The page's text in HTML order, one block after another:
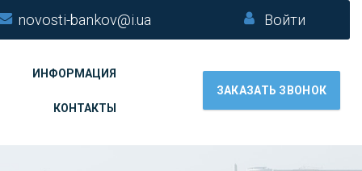
novosti-bankov@i.ua Войти
ИНФОРМАЦИЯ
КОНТАКТЫ
ЗАКАЗАТЬ ЗВОНОК